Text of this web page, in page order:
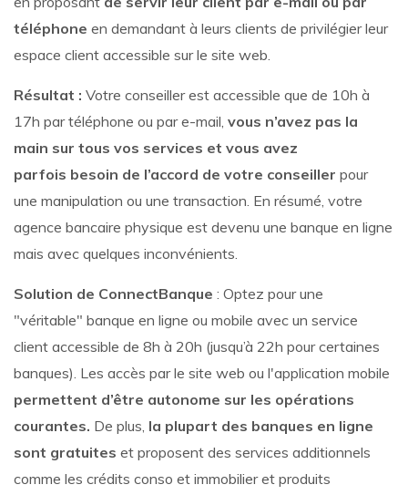
téléphone en demandant à leurs clients de privilégier leur
espace client accessible sur le site web.
Résultat : Votre conseiller est accessible que de 10h à
17h par téléphone ou par e-mail, vous n’avez pas la
main sur tous vos services et vous avez
parfois besoin de l’accord de votre conseiller pour
une manipulation ou une transaction. En résumé, votre
agence bancaire physique est devenu une banque en ligne
mais avec quelques inconvénients.
Solution de ConnectBanque : Optez pour une
"véritable" banque en ligne ou mobile avec un service
client accessible de 8h à 20h (jusqu’à 22h pour certaines
banques). Les accès par le site web ou l'application mobile
permettent d’être autonome sur les opérations
courantes. De plus, la plupart des banques en ligne
sont gratuites et proposent des services additionnels
comme les crédits conso et immobilier et produits